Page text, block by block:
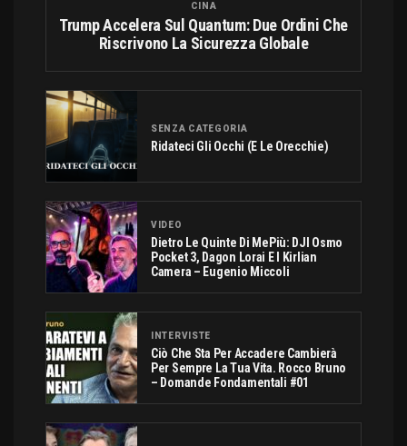
CINA
Trump Accelera Sul Quantum: Due Ordini Che
Riscrivono La Sicurezza Globale
SENZA CATEGORIA
Ridateci Gli Occhi (e Le Orecchie)
VIDEO
Dietro Le Quinte Di MePiù: DJI Osmo
Pocket 3, Dagon Lorai E I Kirlian
Camera – Eugenio Miccoli
INTERVISTE
Ciò Che Sta Per Accadere Cambierà
Per Sempre La Tua Vita. Rocco Bruno
– Domande Fondamentali #01